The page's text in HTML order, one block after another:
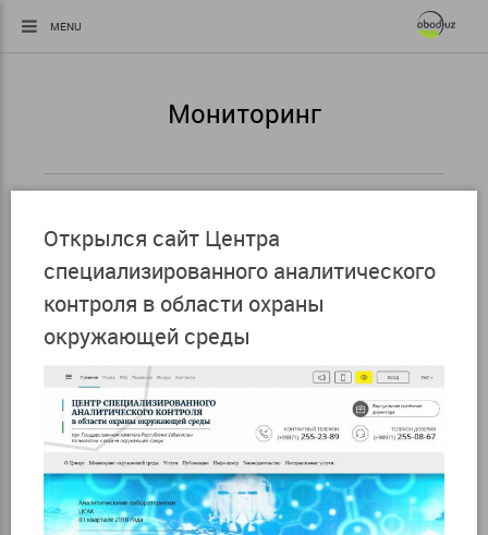
MENU
Мониторинг
Открылся сайт Центра
специализированного аналитического
контроля в области охраны
окружающей среды